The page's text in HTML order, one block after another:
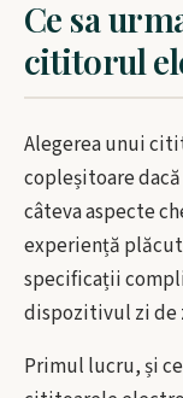
Ce sa
cititorul
Alegerea unui
copleșitoare
câteva aspecte
experiență
specificații
dispozitivul zi de
Primul lucru, și